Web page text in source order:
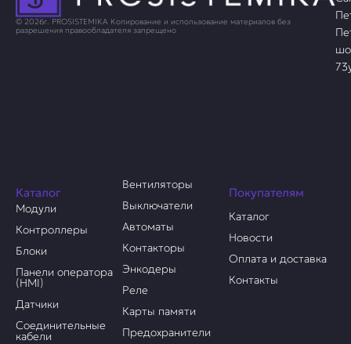
© 2026г. PROSISTEMIKA Копирование и использование материалов без
разрешения правообладателя запрещено
Каталог
Модули
Контроллеры
Блоки
Панели оператора
(HMI)
Датчики
Соединительные
кабели
Вентиляторы
Выключатели
Автоматы
Контакторы
Энкодеры
Реле
Карты памяти
Предохранители
Покупателям
Каталог
Новости
Оплата и доставка
Контакты